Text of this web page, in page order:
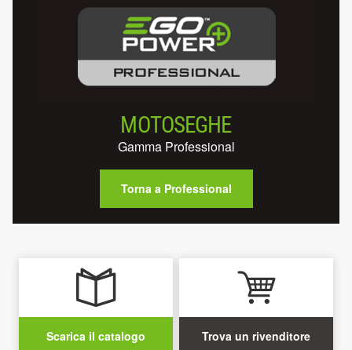
MOTOSEGHE
Gamma Professional
Torna a Professional
Scarica il catalogo Trova un rivenditore